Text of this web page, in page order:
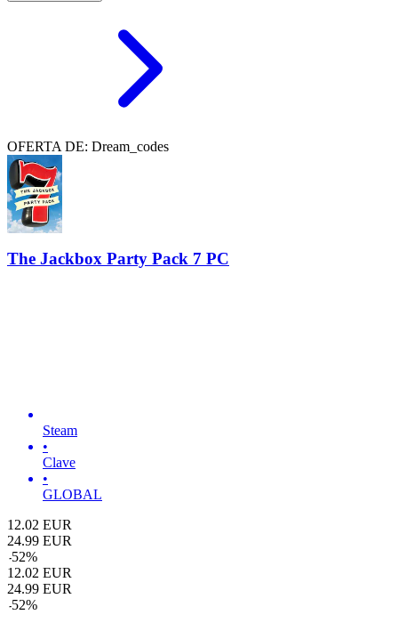
OFERTA DE: Dream_codes
The Jackbox Party Pack 7 PC
Steam
•
Clave
•
GLOBAL
12.02 EUR
24.99 EUR
-52%
12.02 EUR
24.99 EUR
-52%